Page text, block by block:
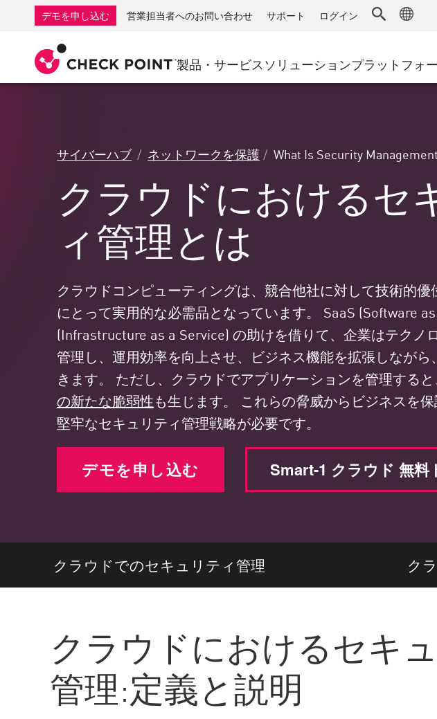
製品・サービス
SMB向けファイアウォール
産業用ファイアウォール
SD-WAN
リモート アクセスVPN
Agentic Network Security Orchestration
セキュリティ管理アプライアンス
AIを活用したセキュリティ管理
ワークスペース
モバイル
エンドポイント
ブラウズ
SaaS
脅威インテリジェンス
Exposure Prioritization
Cyber Asset Attack Surface Management
安全な修復
AIセキュリティ
Workforce AI Security
ソリューション
AI Network Firewall
AI Runtime Protection
ランサムウェア対策
IoTセキュリティソリューション
Secure Access Service Edge
脅威ハンティング
業界別ソリューション
プラットフォ
検出
応答
サービスとしてのマネージドファイアウォール
アドボカシーマネジメントサービス
Proサポート
デモを申し込む
営業担当者へのお問い合わせ サポート ログイン
サイバーハブ ネットワークを保護 What Is Security
クラウドにおけるセ
ィ管理とは
クラウドコンピューティングは、競合他社に対して技術的
にとって実用的な必需品となっています。 SaaS (Software
(Infrastructure as a Service) の助けを借りて、企業はテクノ
管理し、運用効率を向上させ、ビジネス機能を拡張しなが
きます。 ただし、クラウドでアプリケーションを管理すると
の新たな脆弱性も生じます。 これらの脅威からビジネスを
堅牢なセキュリティ管理戦略が必要です。
デモを申し込む Smart-1 クラウド 無料
クラウドでのセキュリティ管理 ク
クラウドにおけるセキ
管理:定義と説明